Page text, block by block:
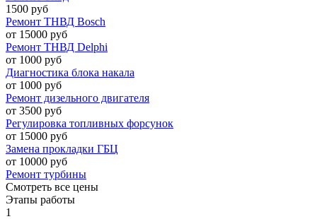
1500 руб
Ремонт ТНВД Bosch
от 15000 руб
Ремонт ТНВД Delphi
от 1000 руб
Диагностика блока накала
от 1000 руб
Ремонт дизельного двигателя
от 3500 руб
Регулировка топливных форсунок
от 15000 руб
Замена прокладки ГБЦ
от 10000 руб
Ремонт турбины
Смотреть все цены
Этапы работы
1